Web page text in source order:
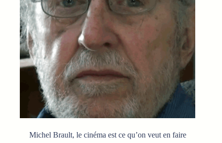
Michel Brault, le cinéma est ce qu’on veut en faire